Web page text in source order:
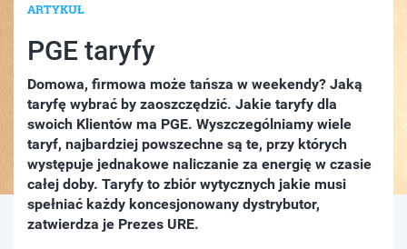
ARTYKUŁ
PGE taryfy
Domowa, firmowa może tańsza w weekendy? Jaką
taryfę wybrać by zaoszczędzić. Jakie taryfy dla
swoich Klientów ma PGE. Wyszczególniamy wiele
taryf, najbardziej powszechne są te, przy których
występuje jednakowe naliczanie za energię w czasie
całej doby. Taryfy to zbiór wytycznych jakie musi
spełniać każdy koncesjonowany dystrybutor,
zatwierdza je Prezes URE.